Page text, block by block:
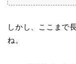
しかし、ここまで
ね。